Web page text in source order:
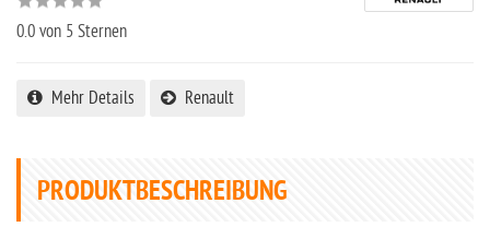
0.0 von 5 Sternen
Mehr Details Renault
PRODUKTBESCHREIBUNG